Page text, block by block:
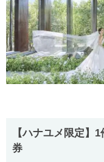
【ハナユメ限定】
券